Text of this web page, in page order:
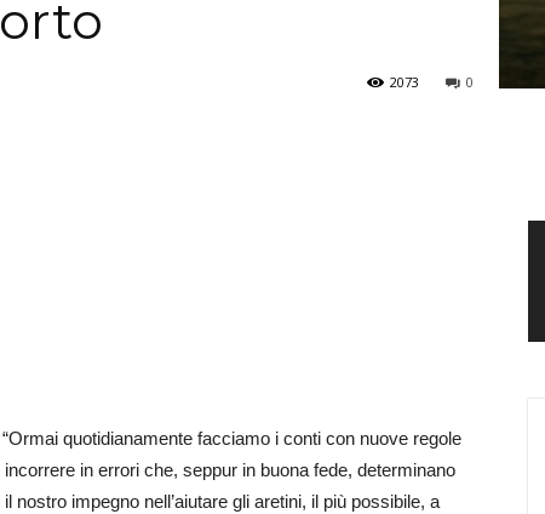
0
2073
“Ormai quotidianamente facciamo i conti con nuove regole
in errori che, seppur in buona fede, determinano
impegno nell’aiutare gli aretini, il più possibile, a